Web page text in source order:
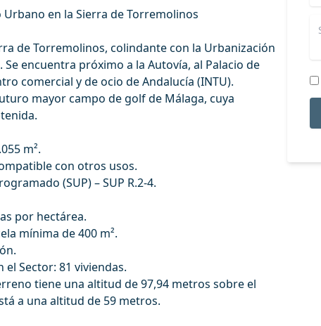
en la Sierra de Torremolinos
de Torremolinos, colindante con la Urbanización
Se encuentra próximo a la Autovía, al Palacio de
comercial y de ocio de Andalucía (INTU).
mayor campo de golf de Málaga, cuya
m².
con otros usos.
(SUP) – SUP R.2-4.
por hectárea.
mínima de 400 m².
el Sector: 81 viviendas.
tiene una altitud de 97,94 metros sobre el
a una altitud de 59 metros.